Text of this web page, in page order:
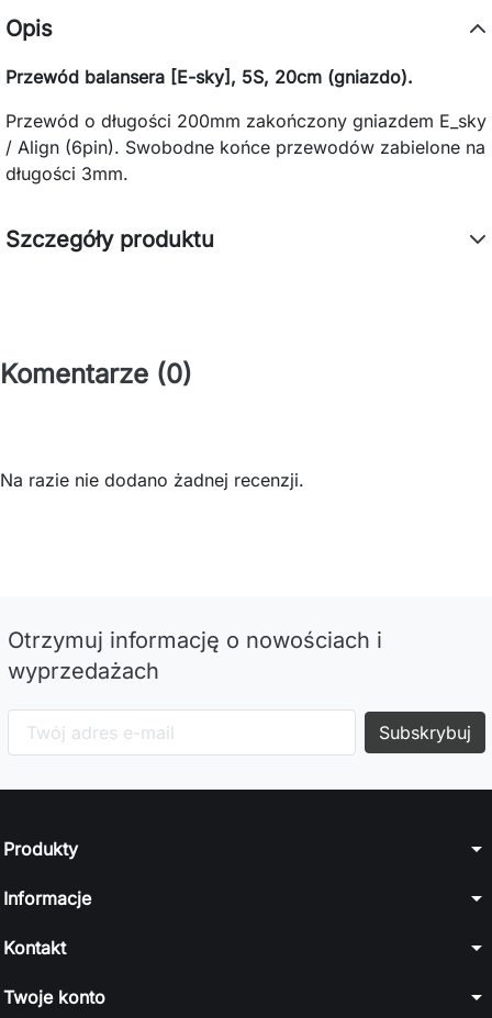
Opis
Przewód balansera [E-sky], 5S, 20cm (gniazdo).
Przewód o długości 200mm zakończony gniazdem E_sky
/ Align (6pin). Swobodne końce przewodów zabielone na
długości 3mm.
Szczegóły produktu
Komentarze (0)
Na razie nie dodano żadnej recenzji.
Otrzymuj informację o nowościach i
wyprzedażach
Produkty arrow_drop_down
Informacje arrow_drop_down
Kontakt arrow_drop_down
Twoje konto arrow_drop_down